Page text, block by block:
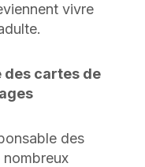
vivre
des cartes de
des